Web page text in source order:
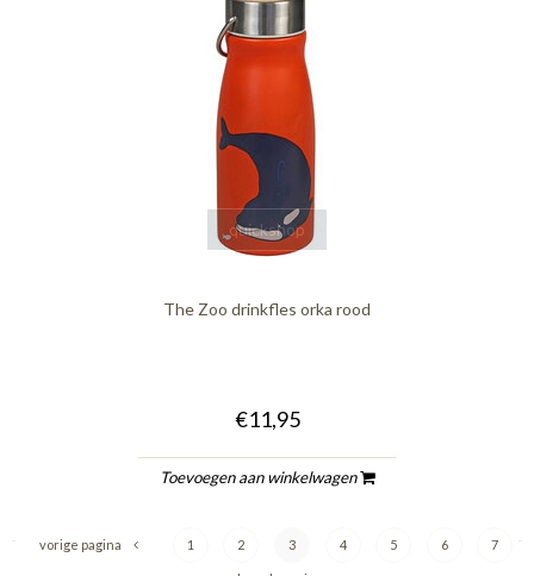
quickshop
The Zoo drinkfles orka rood
€11,95
Toevoegen aan winkelwagen
vorige pagina 1 2 3 4 5 6 7